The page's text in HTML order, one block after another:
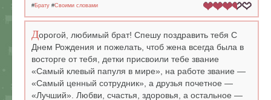
#Брату #Своими словами
Дорогой, любимый брат! Спешу поздравить тебя С
Днем Рождения и пожелать, чтоб жена всегда была в
восторге от тебя, детки присвоили тебе звание
«Самый клевый папуля в мире», на работе звание —
«Самый ценный сотрудник», а друзья почетное —
«Лучший». Любви, счастья, здоровья, а остальное —